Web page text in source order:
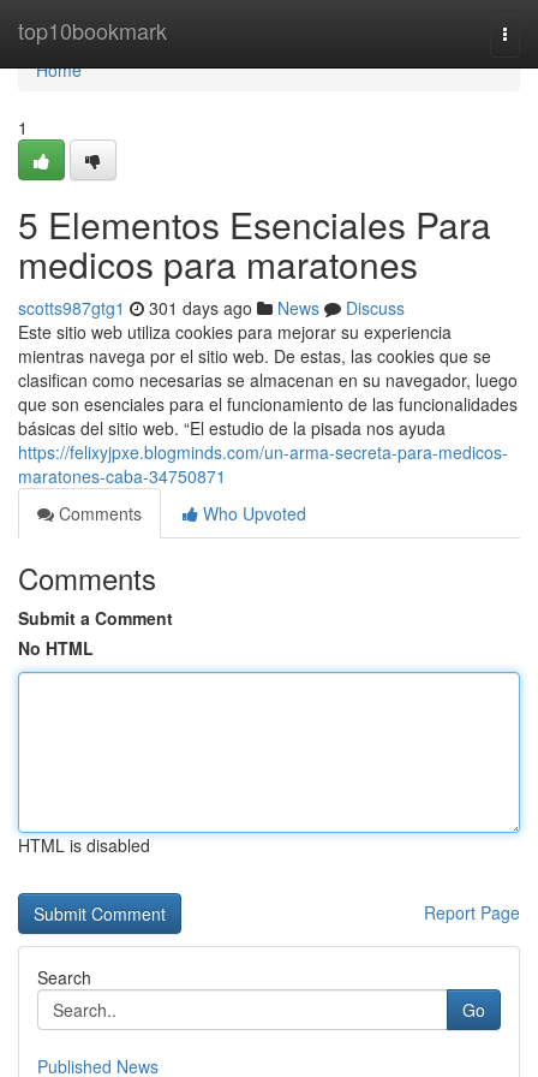
top10bookmark
Home
Home
1
5 Elementos Esenciales Para
medicos para maratones
scotts987gtg1 301 days ago News
Discuss
Este sitio web utiliza cookies para mejorar su experiencia
mientras navega por el sitio web. De estas, las cookies que se
clasifican como necesarias se almacenan en su navegador, luego
que son esenciales para el funcionamiento de las funcionalidades
básicas del sitio web. “El estudio de la pisada nos ayuda
https://felixyjpxe.blogminds.com/un-arma-secreta-para-medicos-
maratones-caba-34750871
Comments
Who Upvoted
Comments
Submit a Comment
No HTML
HTML is disabled
Report Page
Search
Go
Published News